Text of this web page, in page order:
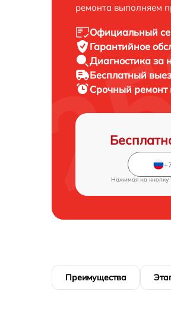
ремонта выполняем
Официальный
Гарантийное
Диагностика за
Бесплатный
Срочный ремонт
Нажимая на кнопку
Преимущества